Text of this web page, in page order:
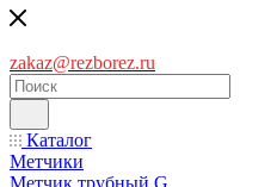
zakaz@rezborez.ru
Каталог
Метчики
Метчик трубный G